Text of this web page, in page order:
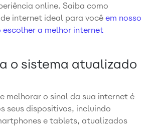
online. Saiba como
internet ideal para você em nosso
a melhor internet
o sistema atualizado
melhorar o sinal da sua internet é
seus dispositivos, incluindo
e tablets, atualizados